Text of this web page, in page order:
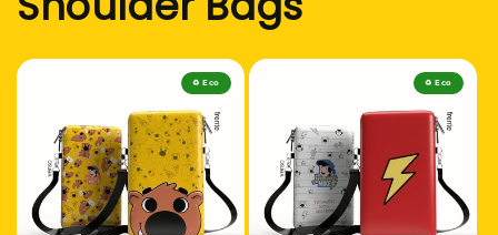
♻️ Eco ♻️ Eco